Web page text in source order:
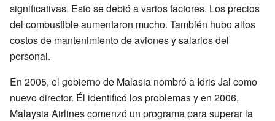
significativas. Esto se debió a varios factores. Los precios
del combustible aumentaron mucho. También hubo altos
costos de mantenimiento de aviones y salarios del
personal.
En 2005, el gobierno de Malasia nombró a Idris Jal como
nuevo director. Él identificó los problemas y en 2006,
Malaysia Airlines comenzó un programa para superar la